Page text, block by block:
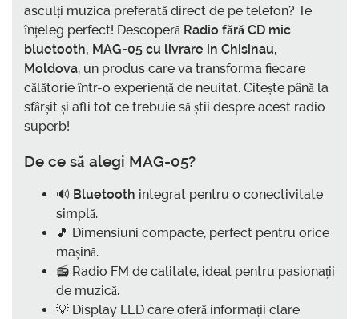
asculți muzica preferată direct de pe telefon? Te
înțeleg perfect! Descoperă Radio fără CD mic
bluetooth, MAG-05 cu livrare in Chisinau,
Moldova, un produs care va transforma fiecare
călătorie într-o experiență de neuitat. Citește până la
sfârșit și afli tot ce trebuie să știi despre acest radio
superb!
De ce să alegi MAG-05?
🔊 Bluetooth integrat pentru o conectivitate
simplă.
🎵 Dimensiuni compacte, perfect pentru orice
mașină.
📻 Radio FM de calitate, ideal pentru pasionații
de muzică.
💡 Display LED care oferă informații clare